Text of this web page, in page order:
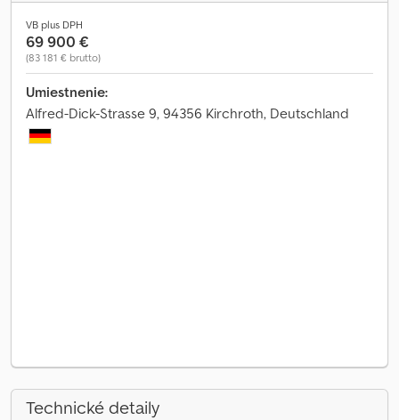
VB plus DPH
69 900 €
(83 181 € brutto)
Umiestnenie:
Alfred-Dick-Strasse 9, 94356 Kirchroth, Deutschland
Technické detaily